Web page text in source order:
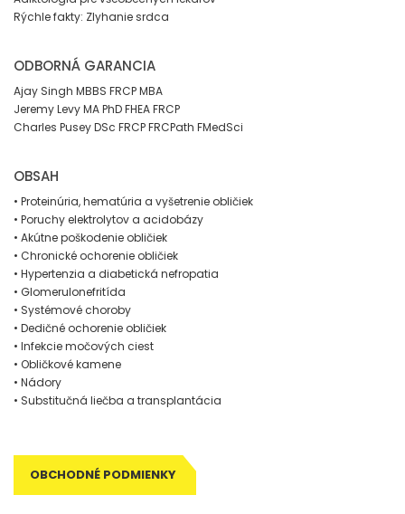
Rýchle fakty: Zlyhanie srdca
ODBORNÁ GARANCIA
Ajay Singh MBBS FRCP MBA
Jeremy Levy MA PhD FHEA FRCP
Charles Pusey DSc FRCP FRCPath FMedSci
OBSAH
• Proteinúria, hematúria a vyšetrenie obličiek
• Poruchy elektrolytov a acidobázy
• Akútne poškodenie obličiek
• Chronické ochorenie obličiek
• Hypertenzia a diabetická nefropatia
• Glomerulonefritída
• Systémové choroby
• Dedičné ochorenie obličiek
• Infekcie močových ciest
• Obličkové kamene
• Nádory
• Substitučná liečba a transplantácia
OBCHODNÉ PODMIENKY